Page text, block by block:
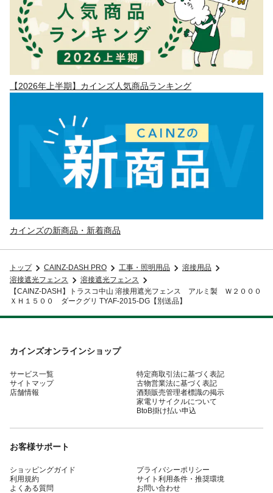
【2026年上半期】カインズ人気商品ランキング
カインズの新商品・新着商品
トップ CAINZ-DASH PRO 工事・照明用品
溶接用品
溶接遮光フェンス
溶接遮光フェンス
【CAINZ-DASH】トラスコ中山 溶接用遮光フェンス アルミ製 Ｗ２０００
ＸＨ１５００ ダークグリ TYAF-2015-DG【別送品】
カインズオンラインショップ
サービス一覧
サイトマップ
店舗情報
特定商取引法に基づく表記
古物営業法に基づく表記
酒類販売管理者標識の掲示
家電リサイクルについて
BtoB掛け払い申込
お客様サポート
ショッピングガイド
利用規約
よくある質問
プライバシーポリシー
サイト利用条件・推奨環境
お問い合わせ